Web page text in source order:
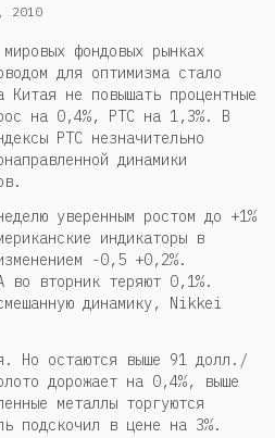
2010
фондовых рынках
для оптимизма стало
Китая не повышать процентные
на 0,4%, РТС на 1,3%. В
РТС незначительно
динамики
уверенным ростом до +1%
индикаторы в
-0,5 +0,2%.
во вторник теряют 0,1%.
динамику, Nikkei
Но остаются выше 91 долл./
дорожает на 0,4%, выше
металлы торгуются
подскочил в цене на 3%.